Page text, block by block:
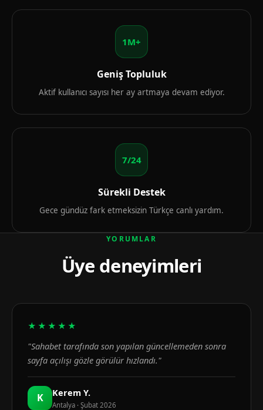
1M+
Geniş Topluluk
Aktif kullanıcı sayısı her ay artmaya devam ediyor.
7/24
Sürekli Destek
Gece gündüz fark etmeksizin Türkçe canlı yardım.
YORUMLAR
Üye deneyimleri
★★★★★
"Sahabet tarafında son yapılan güncellemeden sonra
sayfa açılışı gözle görülür hızlandı."
K Kerem Y.
Antalya · Şubat 2026